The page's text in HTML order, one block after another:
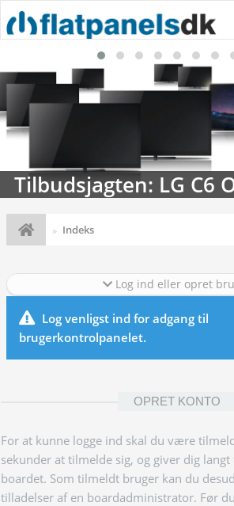
Tilbudsjagten: LG C6
Indeks
Log ind eller opret
Log venligst ind for adgang til
brugerkontrolpanelet.
OPRET KONTO
For at kunne logge ind skal du være
sekunder at tilmelde sig, og giver dig
boardet. Som tilmeldt bruger kan du
tilladelser af en boardadministrator. Før